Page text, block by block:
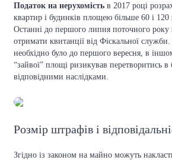
Податок на нерухомість в 2017 році
квартир і будинків площею більше 60 і 120
Останні до першого липня поточного року
отримати квитанції від Фіскальної служби.
необхідно було до першого вересня, в
“зайвої” площі ризикував перетворитись
відповідними наслідками.
Розмір штрафів і
Згідно із законом на майно можуть